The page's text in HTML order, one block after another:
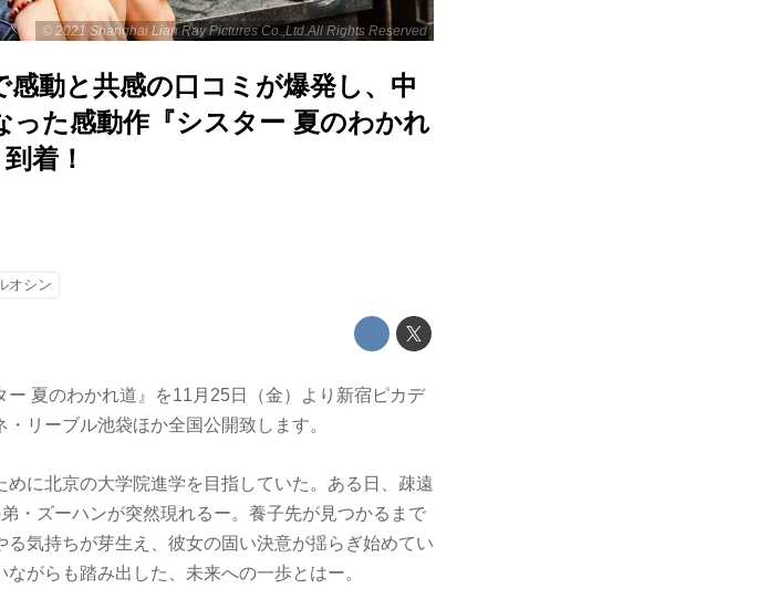
© 2021 Shanghai Lian Ray Pictures Co.,Ltd.All Rights Reserved
感動と共感の口コミが爆発し、中
った感動作『シスター 夏のわかれ
着！
オシン
夏のわかれ道』を11月25日（金）より新宿ピカデ
リーブル池袋ほか全国公開致します。
に北京の大学院進学を目指していた。ある日、疎遠
・ズーハンが突然現れるー。養子先が見つかるまで
気持ちが芽生え、彼女の固い決意が揺らぎ始めてい
がらも踏み出した、未来への一歩とはー。